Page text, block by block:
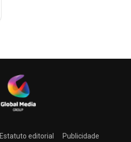
Estatuto editorial Publicidade